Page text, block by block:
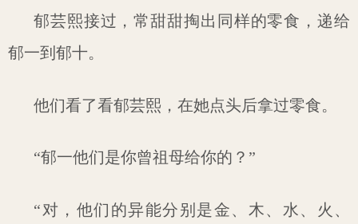
郁芸熙接过，常甜甜掏出同样的零食，递给
郁一到郁十。
他们看了看郁芸熙，在她点头后拿过零食。
“郁一他们是你曾祖母给你的？”
“对，他们的异能分别是金、木、水、火、